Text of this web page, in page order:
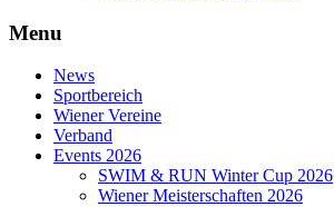
Menu
News
Sportbereich
Wiener Vereine
Verband
Events 2026
SWIM & RUN Winter Cup 2026
Wiener Meisterschaften 2026